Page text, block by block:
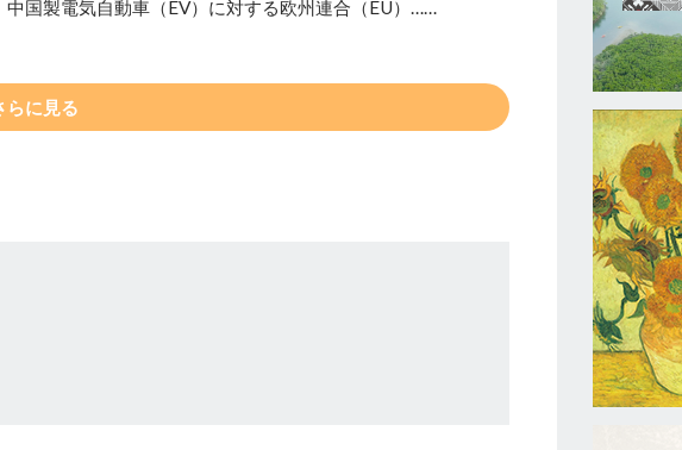
国製電気自動車（EV）に対する欧州連合（EU）……
らに見る